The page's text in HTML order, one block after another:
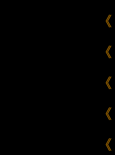
《
《
《
《
《